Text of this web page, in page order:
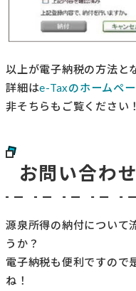
以上が電子納税の方法と
詳細はe-Taxのホームペ
非そちらもご覧ください！
お問い合わ
源泉所得の納付について
うか？
電子納税も便利ですので
ね！